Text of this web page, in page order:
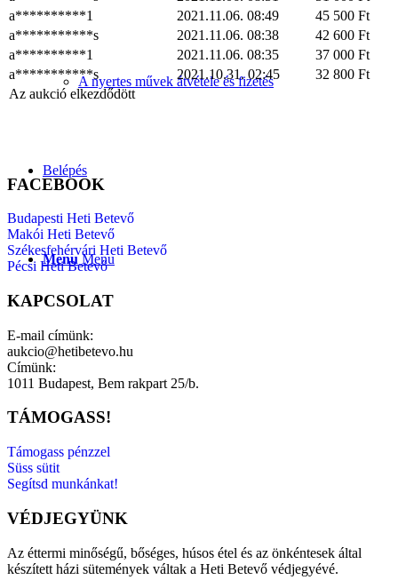
A nyertes művek átvétele és fizetés
Belépés
Menu Menu
a**********1
2021.11.06. 08:49 45 500 Ft
a***********s
2021.11.06. 08:38 42 600 Ft
a**********1
2021.11.06. 08:35 37 000 Ft
a***********s
2021.10.31. 02:45 32 800 Ft
Az aukció elkezdődött
FACEBOOK
Budapesti Heti Betevő
Makói Heti Betevő
Székesfehérvári Heti Betevő
Pécsi Heti Betevő
KAPCSOLAT
E-mail címünk:
aukcio@hetibetevo.hu
Címünk:
1011 Budapest, Bem rakpart 25/b.
TÁMOGASS!
Támogass pénzzel
Süss sütit
Segítsd munkánkat!
VÉDJEGYÜNK
Az éttermi minőségű, bőséges, húsos étel és az önkéntesek által
készített házi sütemények váltak a Heti Betevő védjegyévé.